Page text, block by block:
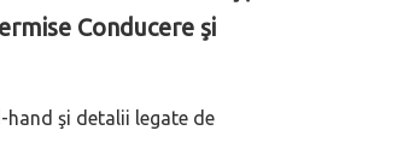
Conducere şi
şi detalii legate de